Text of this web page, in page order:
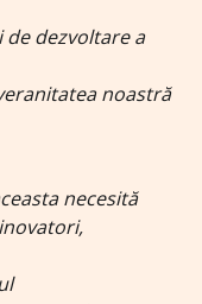
de dezvoltare a
noastră
necesită